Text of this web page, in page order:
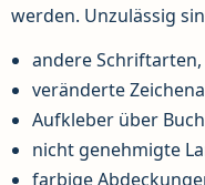
werden. Unzulässig
andere Schriftarten,
veränderte
Aufkleber über
nicht genehmigte
farbige